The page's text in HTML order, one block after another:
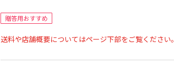
・
何にでもお使い下さい。
(2客での価格です。)
贈答用おすすめ
送料や店舗概要についてはページ下部をご覧ください。